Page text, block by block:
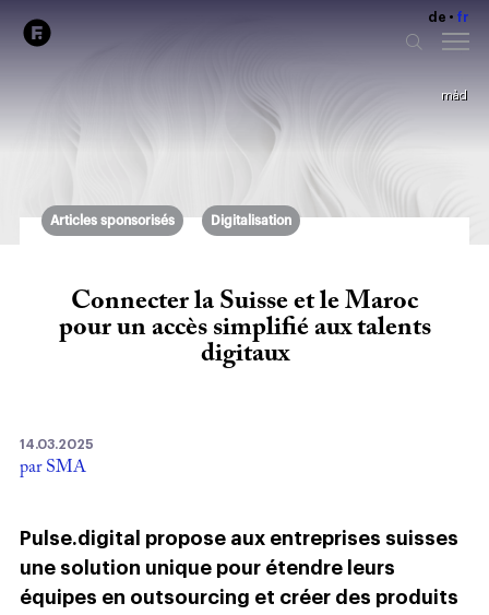
de fr
màd
Articles sponsorisés Digitalisation
Connecter la Suisse et le Maroc
pour un accès simplifié aux talents
digitaux
14.03.2025
par SMA
Pulse.digital propose aux entreprises suisses
une solution unique pour étendre leurs
équipes en outsourcing et créer des produits